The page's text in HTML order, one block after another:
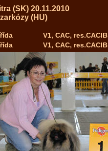
(SK) 20.11.2010
(HU)
V1, CAC, res.CACIB
V1, CAC, res.CACIB